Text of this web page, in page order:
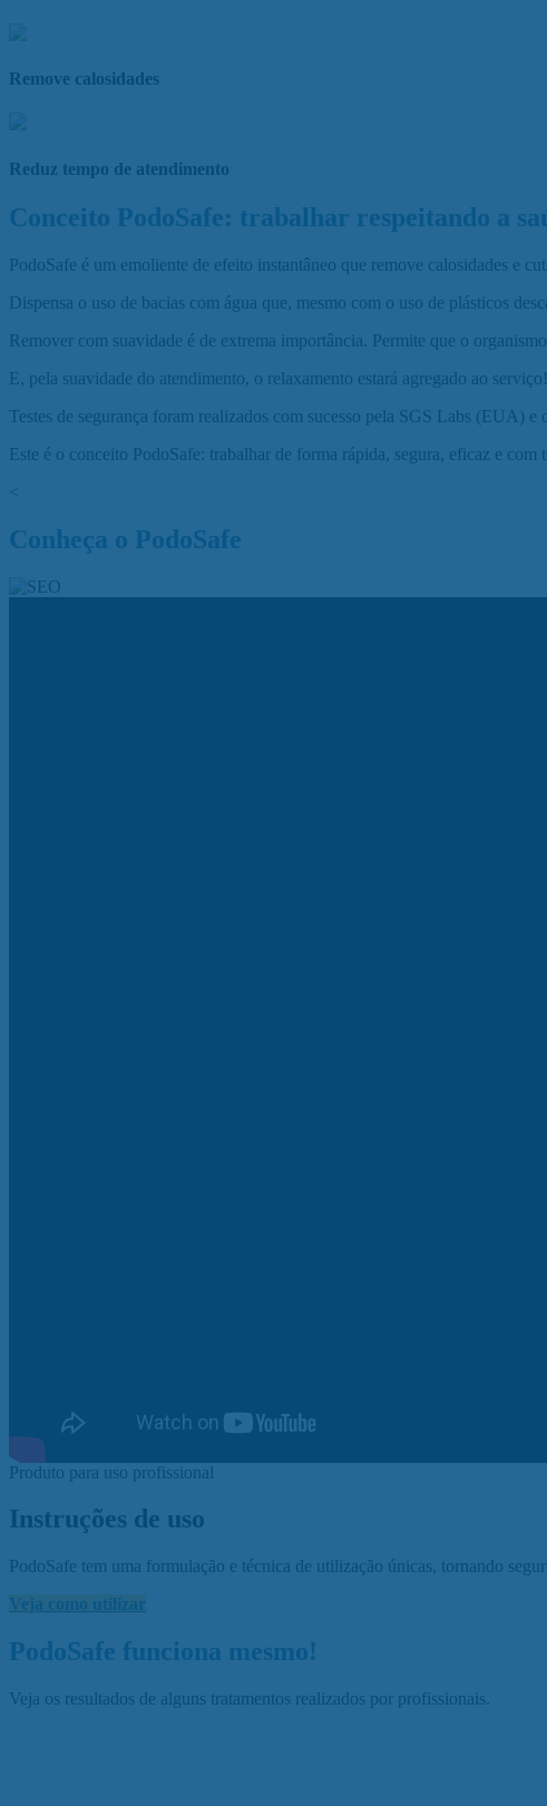
Remove calosidades
Reduz tempo de atendimento
Conceito PodoSafe: trabalhar respeitando a
PodoSafe é um emoliente de efeito instantâneo que remove calosidades e
Dispensa o uso de bacias com água que, mesmo com o uso de plásticos
Remover com suavidade é de extrema importância. Permite que o
E, pela suavidade do atendimento, o relaxamento estará agregado ao serviço!
Testes de segurança foram realizados com sucesso pela SGS Labs (EUA) e
Este é o conceito PodoSafe: trabalhar de forma rápida, segura, eficaz e com
<
Conheça o PodoSafe
Produto para uso profissional
Instruções de uso
PodoSafe tem uma formulação e técnica de utilização únicas, tornando
Veja como utilizar
PodoSafe funciona mesmo!
Veja os resultados de alguns tratamentos realizados por profissionais.